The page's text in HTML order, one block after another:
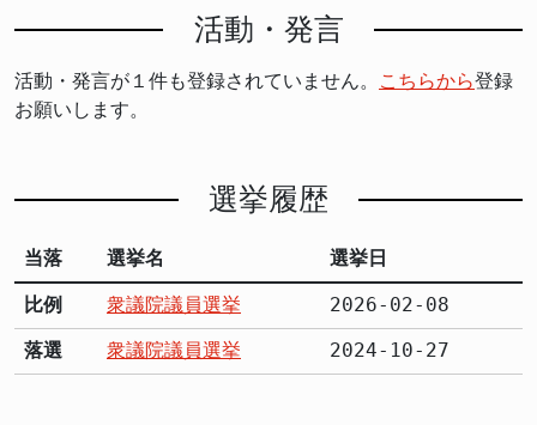
活動・発言
活動・発言が１件も登録されていません。 こちらから登録
お願いします。
選挙履歴
当落 選挙名 選挙日
比例 衆議院議員選挙
2026-02-08
落選
衆議院議員選挙 2024-10-27